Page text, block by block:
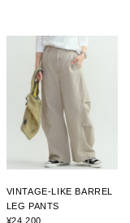
VINTAGE-LIKE BARREL
LEG PANTS
¥24,200